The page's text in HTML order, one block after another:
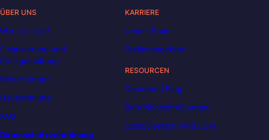
ÜBER UNS
Wer ist Liora?
Finanzierung und
Preisgestaltung
Bewertungen
Hausordnung
FAQ
Datenschutzverordnung
KARRIERE
Unser Team
Stellenangebote
RESOURCEN
Decoded | Blog
Berufsbeschreibungen
DataScientest wird Liora